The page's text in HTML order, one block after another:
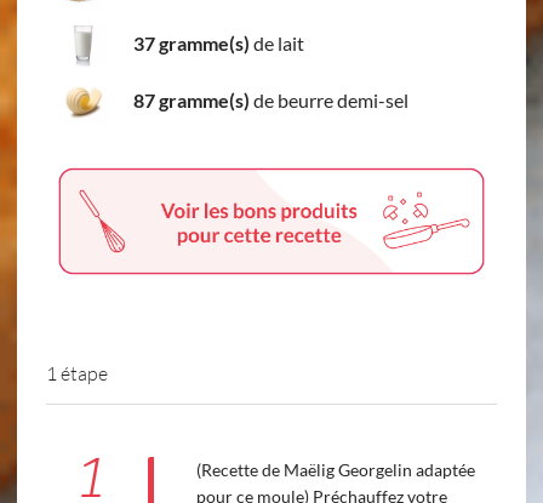
37 gramme(s) de lait
87 gramme(s) de beurre demi-sel
1 étape
1
(Recette de Maëlig Georgelin adaptée
pour ce moule) Préchauffez votre